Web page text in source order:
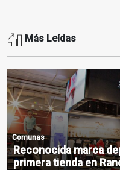
Más Leídas
Comunas
Reconocida marca
primera tienda en